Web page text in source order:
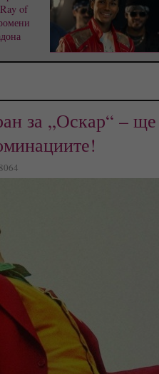
of
за „Оскар“ – ще